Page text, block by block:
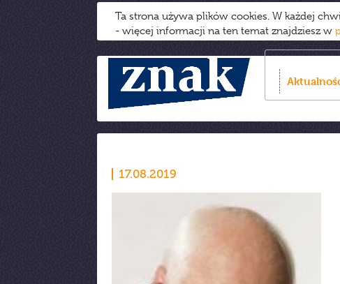
Ta strona używa plików cookies. W każdej
- więcej informacji na ten temat znajdziesz w
17.08.2019